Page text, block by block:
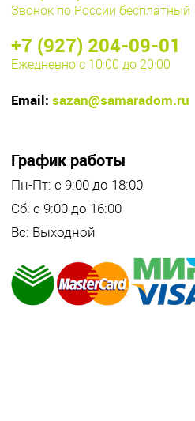
Звонок по России бесплатный
+7 (927) 204-09-01
Ежедневно с 10:00 до 20:00
Email: sazan@samaradom.ru
График работы
Пн-Пт: с 9:00 до 18:00
Сб: с 9:00 до 16:00
Вс: Выходной